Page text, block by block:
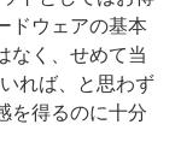
ドウェアの基本
なく、せめて当
れば、と思わず
を得るのに十分